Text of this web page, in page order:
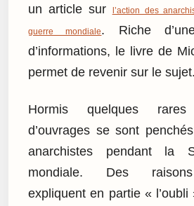
un article sur
l’action des
guerre mondiale. Riche
d’informations, le livre de
permet de revenir sur le sujet.
Hormis quelques
d’ouvrages se sont
anarchistes pendant la
mondiale. Des
expliquent en partie «